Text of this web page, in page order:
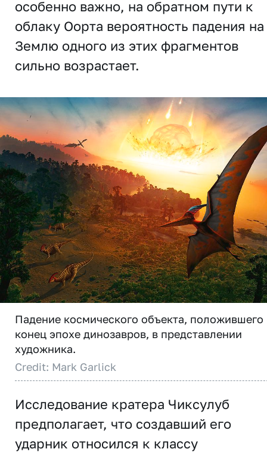
особенно важно, на обратном пути к
облаку Оорта вероятность падения на
Землю одного из этих фрагментов
сильно возрастает.
Падение космического объекта, положившего
конец эпохе динозавров, в представлении
художника.
Credit: Mark Garlick
Исследование кратера Чиксулуб
предполагает, что создавший его
ударник относился к классу